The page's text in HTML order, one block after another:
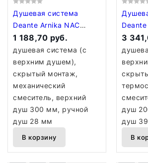
Душевая система
Deante Arnika NAC
09QP
1 188,70 руб.
душевая система (с
верхним душем),
скрытый монтаж,
механический
смеситель, верхний
душ 300 мм, ручной
душ 28 мм
В корзину
Deante
3
душ
душ
В